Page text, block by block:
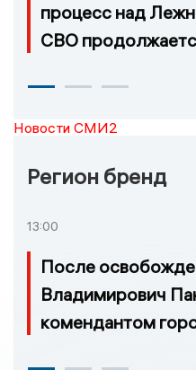
процесс над
СВО
Новости СМИ2
Регион бренд
13:00
После
Владимирович
комендантом